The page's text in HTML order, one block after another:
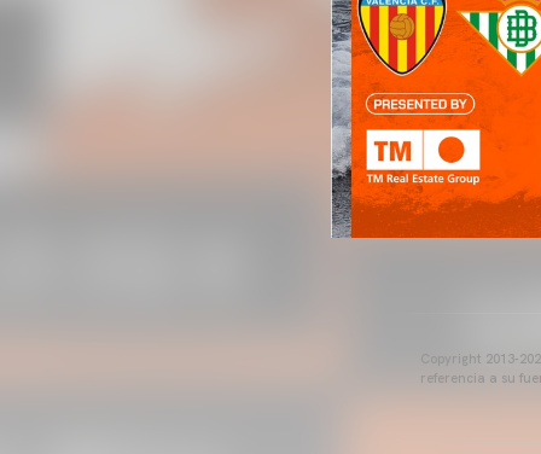
Copyright 2013-
referencia a su